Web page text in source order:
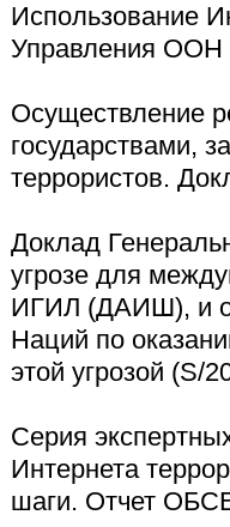
Использование
Управления ООН
Осуществление
государствами,
террористов.
Доклад
угрозе для
ИГИЛ (ДАИШ), и о
Наций по
этой угрозой (S/
Серия
Интернета
шаги. Отчет